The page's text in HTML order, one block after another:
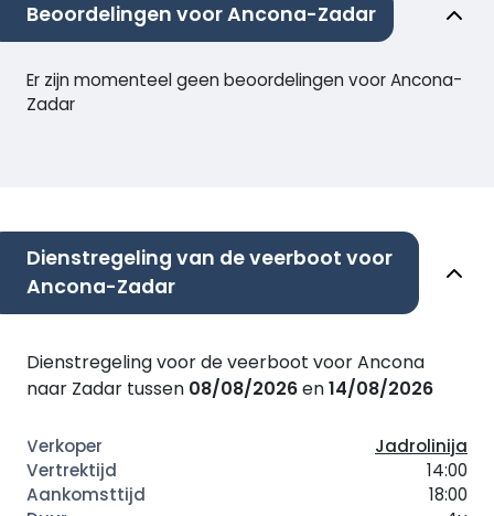
Beoordelingen voor Ancona-Zadar
Er zijn momenteel geen beoordelingen voor Ancona-
Zadar
Dienstregeling van de veerboot voor
Ancona-Zadar
Dienstregeling voor de veerboot voor Ancona
naar Zadar tussen 08/08/2026en14/08/2026
Jadrolinija
14:00
18:00